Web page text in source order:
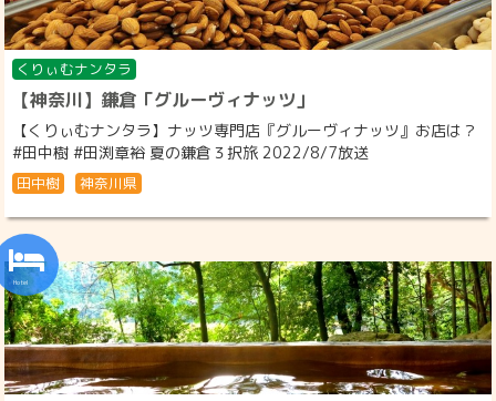
くりぃむナンタラ
【神奈川】鎌倉「グルーヴィナッツ」
【くりぃむナンタラ】ナッツ専門店『グルーヴィナッツ』お店は？
#田中樹 #田渕章裕 夏の鎌倉３択旅 2022/8/7放送
田中樹 神奈川県